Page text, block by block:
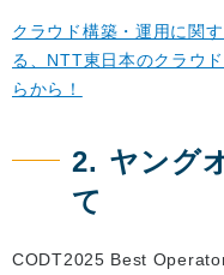
クラウド構築・運用に関
る、NTT東日本のクラウ
らから！
2. ヤング
て
CODT2025 Best